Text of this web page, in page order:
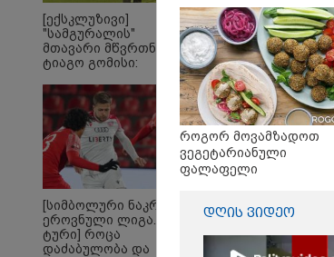
[ექსკლუზივი]
"სამგურალის"
მთავარი მწვრთნელი
ტიაგო გომისი:
ტალანტების
ქვეყანაა"!
[სიმბოლური ნაკრები.
ეროვნული ლიგა. XXX
ტური] როცა
დაძაბულობა და
როგორ მოვამზადოთ
ვეგეტარიანული
ფალაფელი
დღის ვიდეო